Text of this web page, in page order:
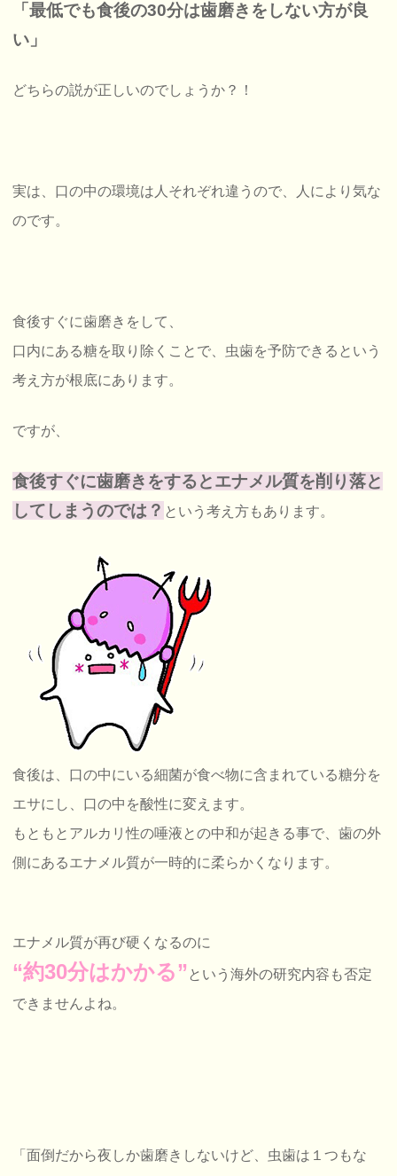
「最低でも食後の30分は歯磨きをしない方が良
い」
どちらの説が正しいのでしょうか？！
実は、口の中の環境は人それぞれ違うので、人により気な
のです。
食後すぐに歯磨きをして、
口内にある糖を取り除くことで、虫歯を予防できるという
考え方が根底にあります。
ですが、
食後すぐに歯磨きをするとエナメル質を削り落と
してしまうのでは？ という考え方もあります。
食後は、口の中にいる細菌が食べ物に含まれている糖分を
エサにし、口の中を酸性に変えます。
もともとアルカリ性の唾液との中和が起きる事で、歯の外
側にあるエナメル質が一時的に柔らかくなります。
エナメル質が再び硬くなるのに
“約30分はかかる” という海外の研究内容も否定
できませんよね。
「面倒だから夜しか歯磨きしないけど、虫歯は１つもな